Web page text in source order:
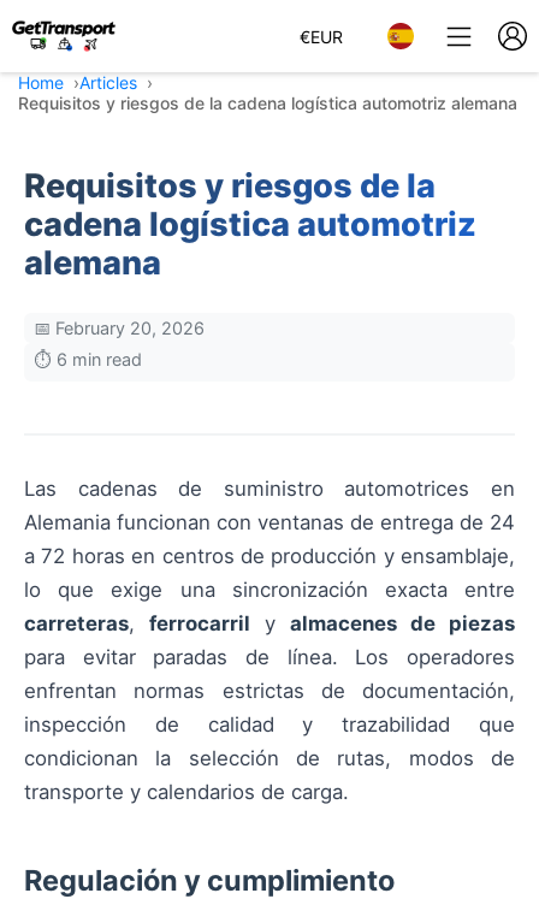
€EUR
Home
Articles
Requisitos y riesgos de la cadena logística automotriz alemana
Requisitos y riesgos de la
cadena logística automotriz
alemana
📅 February 20, 2026
⏱️ 6 min read
Las cadenas de suministro automotrices en
Alemania funcionan con ventanas de entrega de 24
a 72 horas en centros de producción y ensamblaje,
lo que exige una sincronización exacta entre
carreteras, ferrocarril y almacenes de piezas
para evitar paradas de línea. Los operadores
enfrentan normas estrictas de documentación,
inspección de calidad y trazabilidad que
condicionan la selección de rutas, modos de
transporte y calendarios de carga.
Regulación y cumplimiento